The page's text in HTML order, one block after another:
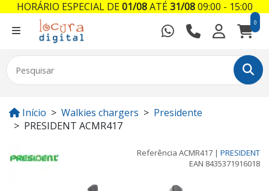
0
Início Walkies chargers
Presidente
PRESIDENT ACMR417
Referência ACMR417 | PRESIDENT
EAN 8435371916018
HORÁRIO ESPECIAL DE01/08ATÉ31/0809:00 - 15:00